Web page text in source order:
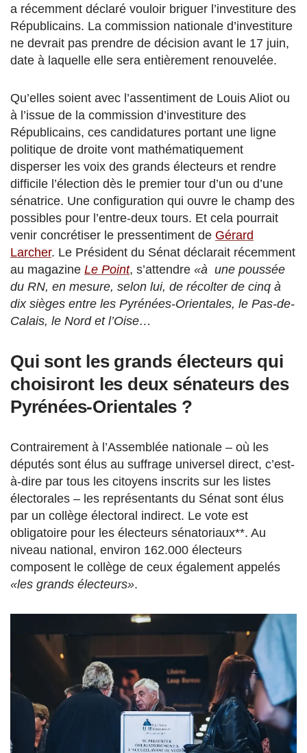
a récemment déclaré vouloir briguer l’investiture des
Républicains. La commission nationale d’investiture
ne devrait pas prendre de décision avant le 17 juin,
date à laquelle elle sera entièrement renouvelée.
Qu’elles soient avec l’assentiment de Louis Aliot ou
à l’issue de la commission d’investiture des
Républicains, ces candidatures portant une ligne
politique de droite vont mathématiquement
disperser les voix des grands électeurs et rendre
difficile l’élection dès le premier tour d’un ou d’une
sénatrice. Une configuration qui ouvre le champ des
possibles pour l’entre-deux tours. Et cela pourrait
venir concrétiser le pressentiment de Gérard
Larcher. Le Président du Sénat déclarait récemment
au magazine Le Point, s’attendre «à une poussée
du RN, en mesure, selon lui, de récolter de cinq à
dix sièges entre les Pyrénées-Orientales, le Pas-de-
Calais, le Nord et l’Oise…
Qui sont les grands électeurs qui
choisiront les deux sénateurs des
Pyrénées-Orientales ?
Contrairement à l’Assemblée nationale – où les
députés sont élus au suffrage universel direct, c’est-
à-dire par tous les citoyens inscrits sur les listes
électorales – les représentants du Sénat sont élus
par un collège électoral indirect. Le vote est
obligatoire pour les électeurs sénatoriaux**. Au
niveau national, environ 162.000 électeurs
composent le collège de ceux également appelés
«les grands électeurs».